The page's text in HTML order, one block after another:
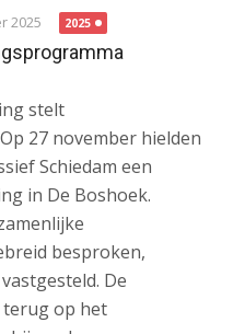
2025 2025
stelt
27 november hielden
Schiedam een
in De Boshoek.
besproken,
De
terug op het